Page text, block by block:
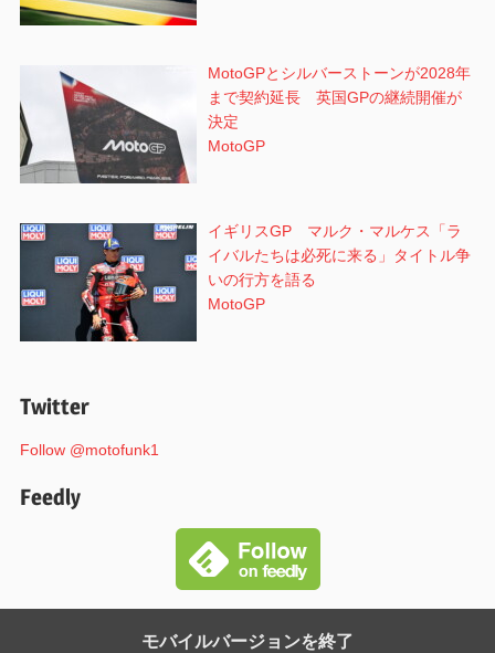
MotoGPとシルバーストーンが2028年
まで契約延長 英国GPの継続開催が
決定
MotoGP
イギリスGP マルク・マルケス「ラ
イバルたちは必死に来る」タイトル争
いの行方を語る
MotoGP
Twitter
Follow @motofunk1
Feedly
モバイルバージョンを終了